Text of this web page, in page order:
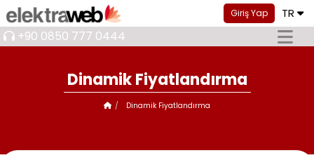
Giriş Yap TR
+90 0850 777 0444
Dinamik Fiyatlandırma
Dinamik Fiyatlandırma